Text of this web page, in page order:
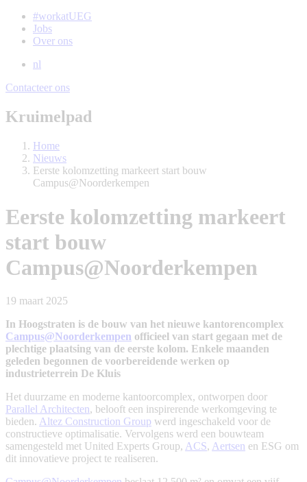
#workatUEG
Jobs
Over ons
nl
Contacteer ons
Kruimelpad
Home
Nieuws
Eerste kolomzetting markeert start bouw
Campus@Noorderkempen
Eerste kolomzetting markeert
start bouw
Campus@Noorderkempen
19 maart 2025
In Hoogstraten is de bouw van het nieuwe kantorencomplex
Campus@Noorderkempen officieel van start gegaan met de
plechtige plaatsing van de eerste kolom. Enkele maanden
geleden begonnen de voorbereidende werken op
industrieterrein De Kluis
Het duurzame en moderne kantoorcomplex, ontworpen door
Parallel Architecten, belooft een inspirerende werkomgeving te
bieden. Altez Construction Group werd ingeschakeld voor de
constructieve optimalisatie. Vervolgens werd een bouwteam
samengesteld met United Experts Group, ACS, Aertsen en ESG om
dit innovatieve project te realiseren.